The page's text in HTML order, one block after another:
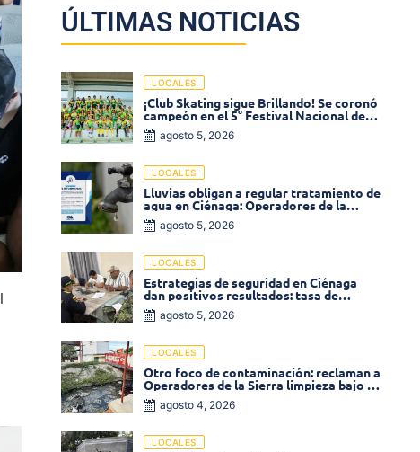
ÚLTIMAS NOTICIAS
LOCALES
¡Club Skating sigue Brillando! Se coronó
campeón en el 5° Festival Nacional de
Patinaje «Soledad sobre Ruedas»
agosto 5, 2026
LOCALES
Lluvias obligan a regular tratamiento de
agua en Ciénaga: Operadores de la
Sierra anuncia baja presión en varios
sectores
agosto 5, 2026
LOCALES
Estrategias de seguridad en Ciénaga
dan positivos resultados: tasa de
homicidios disminuyó un 58% en 2026
agosto 5, 2026
LOCALES
Otro foco de contaminación: reclaman a
Operadores de la Sierra limpieza bajo el
puente de la calle 19 con carrera 11
agosto 4, 2026
LOCALES